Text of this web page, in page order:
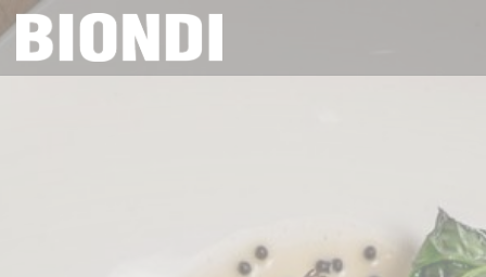
Painel de Gerenciamento de Cookies